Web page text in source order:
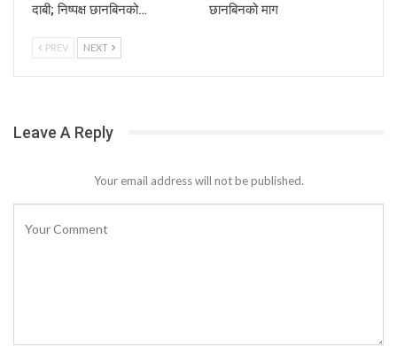
दाबी; निष्पक्ष छानबिनको…
छानबिनको माग
PREV NEXT
Leave A Reply
Your email address will not be published.